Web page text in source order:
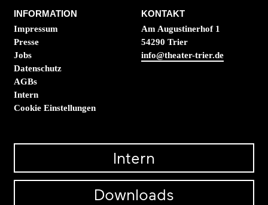
INFORMATION
Impressum
Presse
Jobs
Datenschutz
AGBs
Intern
Cookie Einstellungen
KONTAKT
Am Augustinerhof 1
54290 Trier
info@theater-trier.de
Intern
Downloads